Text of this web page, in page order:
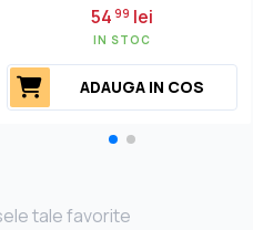
5499 lei
IN STOC
ADAUGA IN COS
tale favorite